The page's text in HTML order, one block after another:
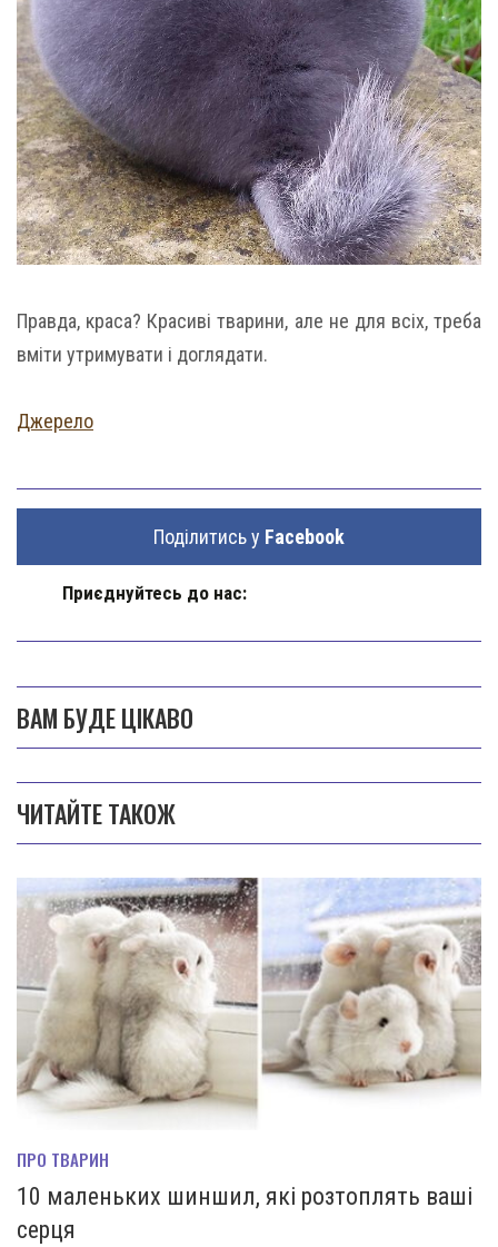
Правда, краса? Красиві тварини, але не для всіх, треба
вміти утримувати і доглядати.
Джерело
Поділитись у Facebook
Приєднуйтесь до нас:
ВАМ БУДЕ ЦІКАВО
ЧИТАЙТЕ ТАКОЖ
ПРО ТВАРИН
10 маленьких шиншил, які розтоплять ваші
серця